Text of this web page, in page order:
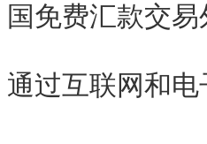
国免费汇款交
通过互联网和